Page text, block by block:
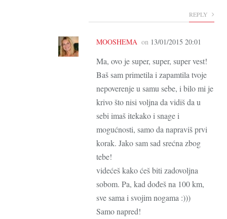
REPLY
MOOSHEMA on 13/01/2015 20:01
Ma, ovo je super, super, super vest!
Baš sam primetila i zapamtila tvoje
nepoverenje u samu sebe, i bilo mi je
krivo što nisi voljna da vidiš da u
sebi imaš itekako i snage i
mogućnosti, samo da napraviš prvi
korak. Jako sam sad srećna zbog
tebe!
videćeš kako ćeš biti zadovoljna
sobom. Pa, kad dođeš na 100 km,
sve sama i svojim nogama :)))
Samo napred!